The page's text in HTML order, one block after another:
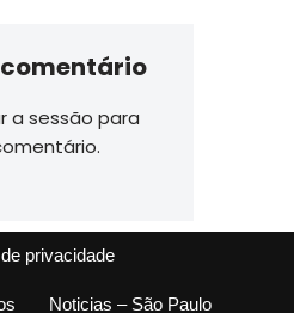
comentário
a sessão para
privacidade
Noticias – São Paulo